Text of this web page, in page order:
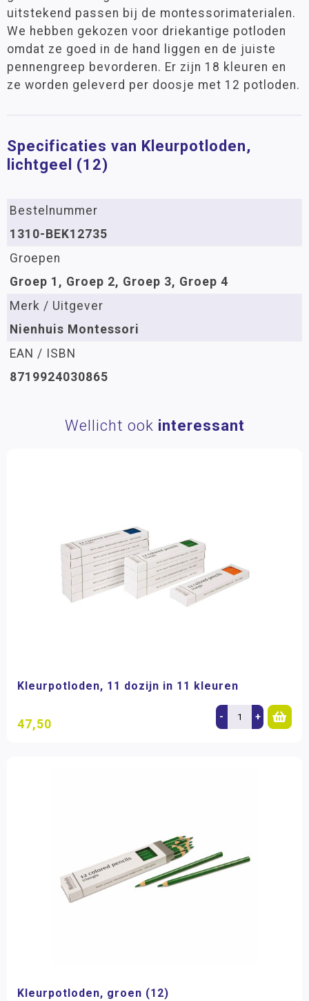
uitstekend passen bij de montessorimaterialen.
We hebben gekozen voor driekantige potloden
omdat ze goed in de hand liggen en de juiste
pennengreep bevorderen. Er zijn 18 kleuren en
ze worden geleverd per doosje met 12 potloden.
Specificaties van Kleurpotloden,
lichtgeel (12)
Bestelnummer
1310-BEK12735
Groepen
Groep 1, Groep 2, Groep 3, Groep 4
Merk / Uitgever
Nienhuis Montessori
EAN / ISBN
8719924030865
Wellicht ook interessant
Kleurpotloden, 11 dozijn in 11 kleuren
47,50 - +
Kleurpotloden, groen (12)